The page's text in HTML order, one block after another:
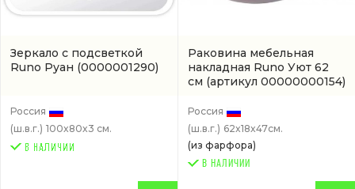
Зеркало с подсветкой
Runo Руан (0000001290)
Россия
(ш.в.г.) 100x80x3 см.
Раковина мебельная
накладная Runo Уют 62
см (артикул 00000000154)
Россия
(ш.в.г.) 62x18x47см.
(из фарфора)
В НАЛИЧИИ